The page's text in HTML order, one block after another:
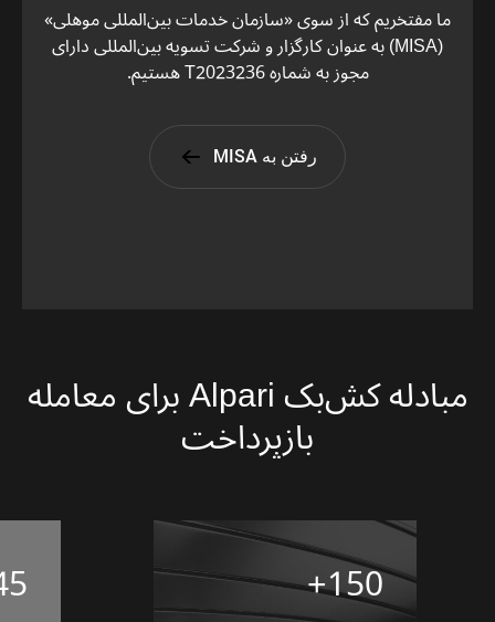
ما مفتخریم که از سوی «سازمان خدمات بین‌المللی موهلی»
(MISA) به عنوان کارگزار و شرکت تسویه بین‌المللی دارای
مجوز به شماره T2023236 هستیم.
رفتن به MISA
مبادله کش‌بک Alpari برای معامله
بازپرداخت
150+